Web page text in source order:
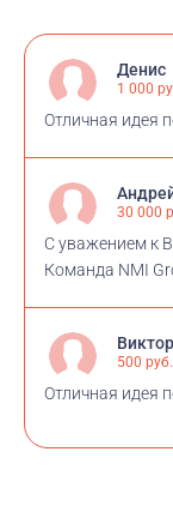
Денис
1 000
Отличная идея
30 000
С уважением к
Команда NMI
Виктор
500 руб.
Отличная идея